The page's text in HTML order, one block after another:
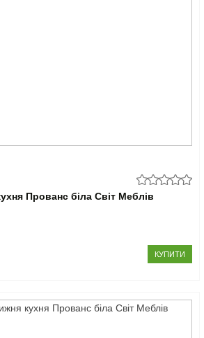
Прованс біла Світ Меблів
КУПИТИ